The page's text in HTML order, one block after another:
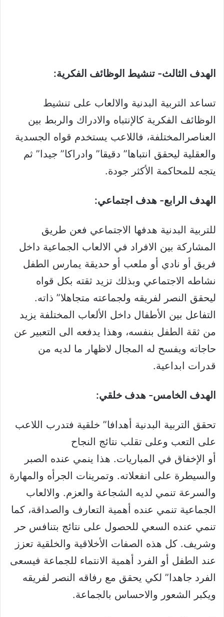
الهدف الثالث- تنشيط الوظائف الفكرية:
تساعد التربية البدنية والالعاب على تنشيط
الوظائف الفكرية كالإنتباه والادراك والربط بين
العناصرالمختلفة، فاللاعب يستخدم قواه الجسدية
والعقلية ليحقق انتباها” دقيقا” وادراكا” جيدا” ثم
يتجه للمحاكمة الأكثر جودة.
الهدف الرابع- هدف اجتماعي:
للتربية البدنية هدفها الاجتماعي فعن طريق
المشاركة بين الافراد في الالعاب الجماعية داخل
فريق أو نادي أو ملعب أو حديقة يمارس الطفل
نشاطه الاجتماعي وبذلك تزيد ثقته بكل قواه
ليحقق النصر لفريقه ولجماعته متجاهلا” ذاته.
التفاعل بين الأطفال داخل الألعاب المختلفة يزيد
من ثقة الطفل بنفسه، وهذا يدفعه الى التعبير عن
حاجاته ويفسح له المجال لاظهار ما لديه من
قدرات ابداعية.
الهدف الخامس- هدف خلقي:
تحقق التربية البدنية أهدافا” خلقية فتدرب اللاعب
على التعب وعلى تقلب نتائج النجاح
أو الإخفاق في المباريات. هذا ينمي عنده الصبر
والسيطرة على انفعلاته. وتمرينات الجرأه والمهارة
والسرعة تنمي لديه الشجاعة والعزم. والالعاب
الجماعية تنمي عنده أهمية التعارف والصداقة، كما
تنمي عنده السعي للحصول على نتائج بتنافس حر
وشريف. كل هذه الصفات الأخلاقية والخلقية تعزز
عند الطفل أو الفرد أهمية الانتماء للجماعة فيسعى
الفرد جاهدا” لكي يحقق مع رفاقه النصر لفريقه
ويكبر الشعور والاحساس بالجماعة.